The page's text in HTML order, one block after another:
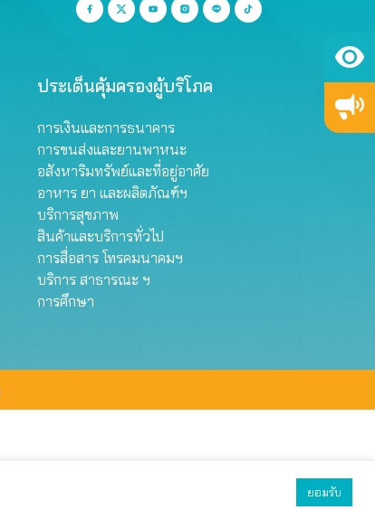
ประเด็นคุ้มครองผู้บริโภค
การเงินและการธนาคาร
การขนส่งและยานพาหนะ
อสังหาริมทรัพย์และที่อยู่อาศัย
อาหาร ยา และผลิตภัณฑ์ฯ
บริการสุขภาพ
สินค้าและบริการทั่วไป
การสื่อสาร โทรคมนาคมฯ
บริการ สาธารณะ ฯ
การศึกษา
ยอมรับ